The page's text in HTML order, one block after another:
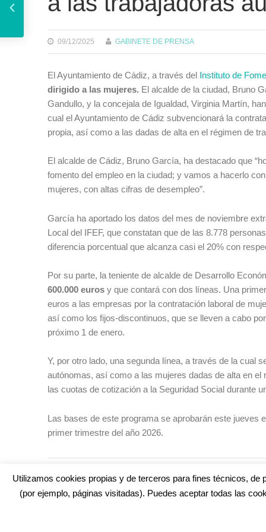
09/12/2025 GABINETE DE PRENSA
El Ayuntamiento de Cádiz, a través del Instituto de
dirigido a las mujeres. El alcalde de la ciudad, Bruno
Gandullo, y la concejala de Igualdad, Virginia Martín,
cual el Ayuntamiento de Cádiz subvencionará la
propia, así como a las dadas de alta en el régimen de
El alcalde de Cádiz, Bruno García, ha destacado que
fomento del empleo en la ciudad; y vamos a hacerlo
mujeres, con altas cifras de desempleo”.
García ha aportado los datos del mes de noviembre
Local del IFEF, que constatan que de las 8.778
diferencia porcentual que alcanza casi el 20% con
Por su parte, la teniente de alcalde de Desarrollo
600.000 euros y que contará con dos líneas. Una
euros a las empresas por la contratación laboral de
así como los fijos-discontinuos, que se lleven a cabo
próximo 1 de enero.
Y, por otro lado, una segunda línea, a través de la cual
autónomas, así como a las mujeres dadas de alta en
las cuotas de cotización a la Seguridad Social durante
Las bases de este programa se aprobarán este jueves
primer trimestre del año 2026.
Utilizamos cookies propias y de terceros para fines técnicos, de
(por ejemplo, páginas visitadas). Puedes aceptar todas las